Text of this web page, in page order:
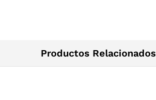
Productos Relacionados